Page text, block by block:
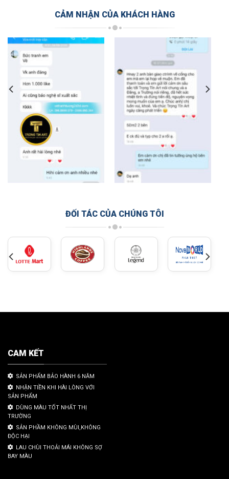
CẢM NHẬN CỦA KHÁCH HÀNG
ĐỐI TÁC CỦA CHÚNG TÔI
CAM KẾT
SẢN PHẨM BẢO HÀNH 6 NĂM
NHẬN TIỀN KHI HÀI LÒNG VỚI
SẢN PHẨM
DÙNG MÀU TỐT NHẤT THỊ
TRƯỜNG
SẢN PHẦM KHÔNG MÙI,KHÔNG
ĐỘC HẠI
LAU CHÙI THOẢI MÁI KHÔNG SỢ
BAY MÀU